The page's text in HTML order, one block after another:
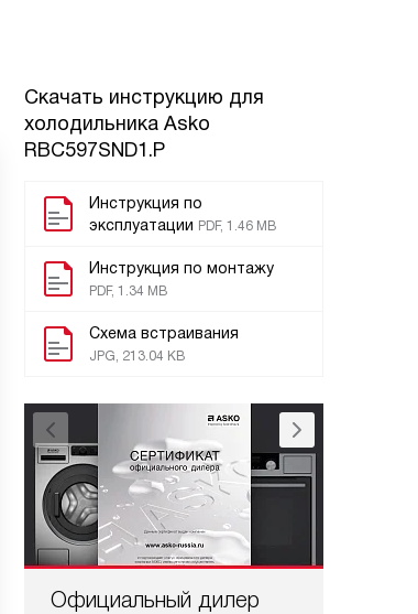
Скачать инструкцию для
холодильника Asko
RBC597SND1.P
Инструкция по
эксплуатации PDF, 1.46 MB
Инструкция по монтажу
PDF, 1.34 MB
Схема встраивания
JPG, 213.04 KB
Официальный дилер